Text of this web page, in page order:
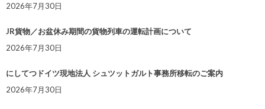
2026年7月30日
JR貨物／お盆休み期間の貨物列車の運転計画について
2026年7月30日
にしてつドイツ現地法人 シュツットガルト事務所移転のご案内
2026年7月30日